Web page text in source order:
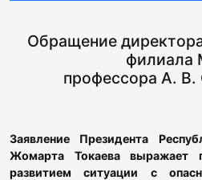
Обращение
филиала
профессора А. В.
Заявление Президента
Жомарта Токаева выражает
развитием ситуации с